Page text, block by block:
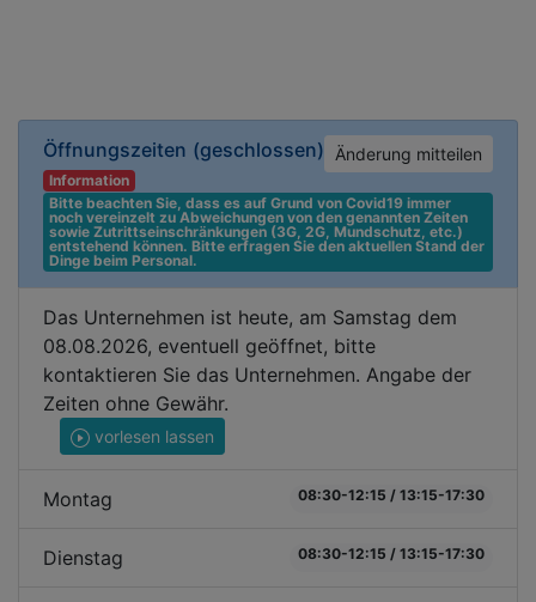
Öffnungszeiten (geschlossen) Änderung mitteilen
Information
Bitte beachten Sie, dass es auf Grund von Covid19 immer
noch vereinzelt zu Abweichungen von den genannten Zeiten
sowie Zutrittseinschränkungen (3G, 2G, Mundschutz, etc.)
entstehend können. Bitte erfragen Sie den aktuellen Stand der
Dinge beim Personal.
Das Unternehmen ist heute, am Samstag dem
08.08.2026, eventuell geöffnet, bitte
kontaktieren Sie das Unternehmen. Angabe der
Zeiten ohne Gewähr.
vorlesen lassen
Montag 08:30-12:15 / 13:15-17:30
Dienstag 08:30-12:15 / 13:15-17:30